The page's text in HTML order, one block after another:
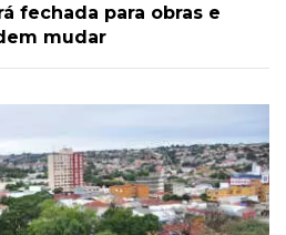
fechada para obras e
mudar